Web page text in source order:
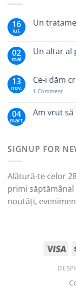
16
iul.
Un
02
mai
Un altar al
13
nov.
Ce-i dăm
1 Comment
04
mart.
Am vrut
SIGNUP FOR
Alătură-te celor
primi
noutăți,